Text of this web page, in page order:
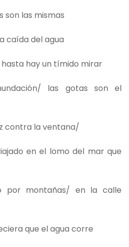
son las mismas
caída del agua
hay un tímido mirar
las gotas son el
contra la ventana/
en el lomo del mar que
por montañas/ en la calle
que el agua corre